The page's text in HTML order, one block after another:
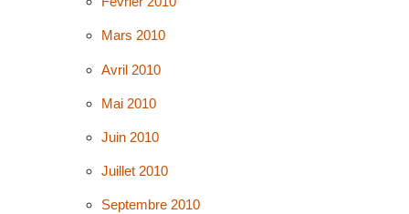
Mars 2010
Avril 2010
Mai 2010
Juin 2010
Juillet 2010
Septembre 2010